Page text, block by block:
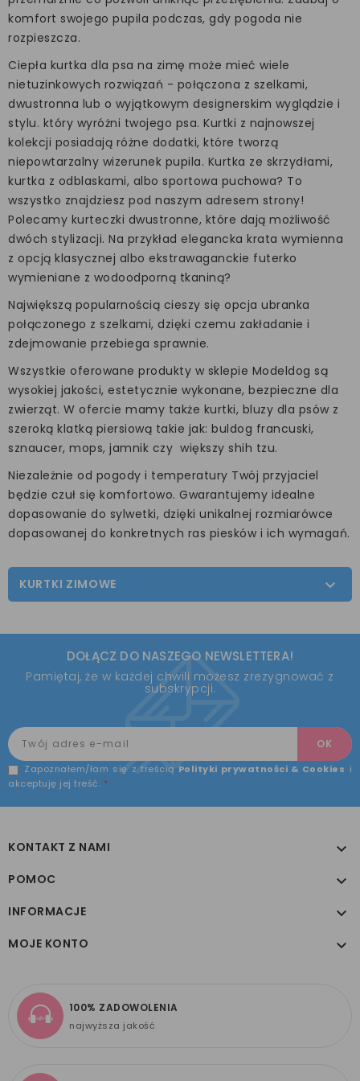
komfort swojego pupila podczas, gdy pogoda nie
rozpieszcza.
Ciepła kurtka dla psa na zimę może mieć wiele
nietuzinkowych rozwiązań - połączona z szelkami,
dwustronna lub o wyjątkowym designerskim wyglądzie i
stylu. który wyróżni twojego psa. Kurtki z najnowszej
kolekcji posiadają różne dodatki, które tworzą
niepowtarzalny wizerunek pupila. Kurtka ze skrzydłami,
kurtka z odblaskami, albo sportowa puchowa? To
wszystko znajdziesz pod naszym adresem strony!
Polecamy kurteczki dwustronne, które dają możliwość
dwóch stylizacji. Na przykład elegancka krata wymienna
z opcją klasycznej albo ekstrawaganckie futerko
wymieniane z wodoodporną tkaniną?
Największą popularnością cieszy się opcja ubranka
połączonego z szelkami, dzięki czemu zakładanie i
zdejmowanie przebiega sprawnie.
Wszystkie oferowane produkty w sklepie Modeldog są
wysokiej jakości, estetycznie wykonane, bezpieczne dla
zwierząt. W ofercie mamy także kurtki, bluzy dla psów z
szeroką klatką piersiową takie jak: buldog francuski,
sznaucer, mops, jamnik czy większy shih tzu.
Niezależnie od pogody i temperatury Twój przyjaciel
będzie czuł się komfortowo. Gwarantujemy idealne
dopasowanie do sylwetki, dzięki unikalnej rozmiarówce
dopasowanej do konkretnych ras piesków i ich wymagań.
KURTKI ZIMOWE 
DOŁĄCZ DO NASZEGO NEWSLETTERA!
Pamiętaj, że w każdej chwili możesz zrezygnować z
subskrypcji.
Zapoznałem/łam się z treścią Polityki prywatności & Cookies i
akceptuję jej treść. *
KONTAKT Z NAMI 
POMOC 
INFORMACJE 
MOJE KONTO 
100% ZADOWOLENIA
najwyższa jakość